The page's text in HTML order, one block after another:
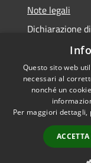
Note legali
Dichiarazione
Piano di
RSS
Accessibilità
Questo sito web
necessari al
nonché un
Per maggiori dettagli,